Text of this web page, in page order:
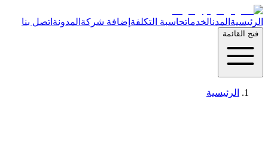
الرئيسية المدنالخدماتحاسبة التكلفة إضافة شركة المدونة اتصل بنا
فتح القائمة
الرئيسية